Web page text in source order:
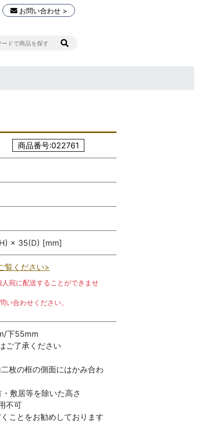
お問い合わせ >
商品番号:022761
× 35(D) [mm]
覧ください>
宛に配送することができませ
い合わせください。
下55mm
ご了承ください
枚の框の側面にはかみ合わ
敷居等を除いた高さ
不可
ことをお勧めしております